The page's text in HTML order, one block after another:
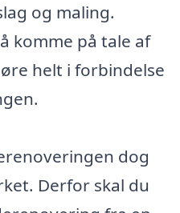
og maling.
komme på tale af
helt i forbindelse
dog
Derfor skal du